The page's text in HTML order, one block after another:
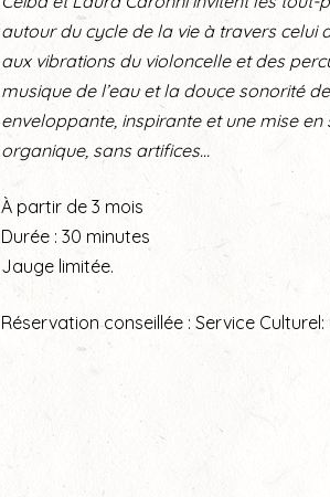
autour du cycle de la vie à travers celui
aux vibrations du violoncelle et des
musique de l’eau et la douce sonorité
enveloppante, inspirante et une mise
organique, sans artifices…
À partir de 3 mois
Durée : 30 minutes
Jauge limitée.
Réservation conseillée : Service Culturel: